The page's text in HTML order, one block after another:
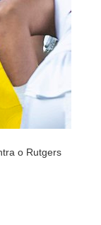
o Rutgers